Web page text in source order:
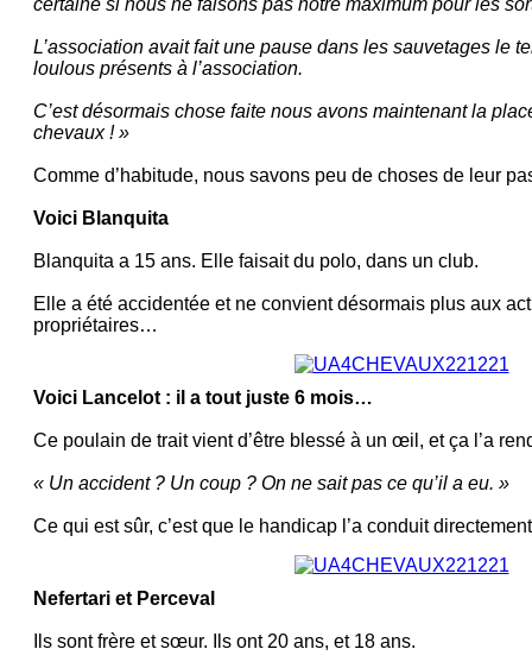
certaine si nous ne faisons pas notre maximum pour les
L’association avait fait une pause dans les sauvetages le
loulous présents à l’association.
C’est désormais chose faite nous avons maintenant la
chevaux ! »
Comme d’habitude, nous savons peu de choses de leur
Voici Blanquita
Blanquita a 15 ans. Elle faisait du polo, dans un club.
Elle a été accidentée et ne convient désormais plus aux
propriétaires…
Voici Lancelot : il a tout juste 6 mois…
Ce poulain de trait vient d’être blessé à un œil, et ça l’a
« Un accident ? Un coup ? On ne sait pas ce qu’il a eu. »
Ce qui est sûr, c’est que le handicap l’a conduit
Nefertari et Perceval
Ils sont frère et sœur. Ils ont 20 ans, et 18 ans.